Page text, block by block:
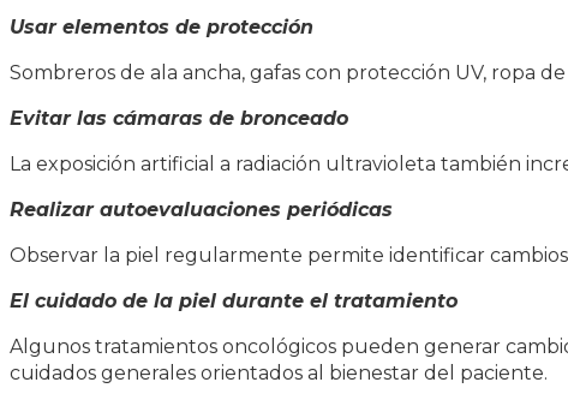
Usar elementos de protección
Sombreros de ala ancha, gafas con protección UV, ropa
Evitar las cámaras de bronceado
La exposición artificial a radiación ultravioleta también
Realizar autoevaluaciones periódicas
Observar la piel regularmente permite identificar
El cuidado de la piel durante el tratamiento
Algunos tratamientos oncológicos pueden generar
cuidados generales orientados al bienestar del paciente.